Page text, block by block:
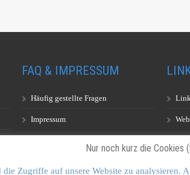
FAQ & IMPRESSUM
Häufig gestellte Fragen
Impressum
Nur noch kurz die Cookies
Zugriffe auf unsere Website zu